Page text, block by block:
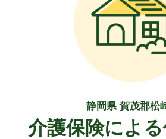
静岡県 賀茂郡松
介護保険によ